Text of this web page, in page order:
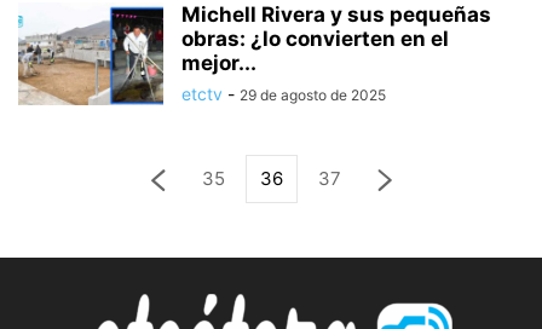
Michell Rivera y sus pequeñas
obras: ¿lo convierten en el
mejor...
etctv - 29 de agosto de 2025
35 36 37